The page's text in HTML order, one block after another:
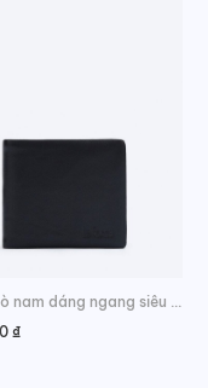
Ví da bò nam dáng ngang siêu mềm nhỏ gọn
₫